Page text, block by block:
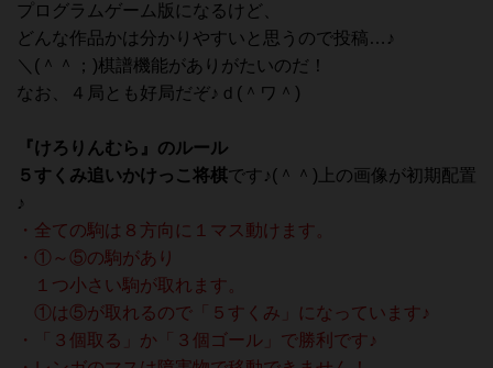
プログラムゲーム版になるけど、
どんな作品かは分かりやすいと思うので投稿…♪
＼(＾＾；)棋譜機能がありがたいのだ！
なお、４局とも好局だぞ♪ｄ(＾ワ＾)
『けろりんむら』のルール
５すくみ追いかけっこ将棋です♪(＾＾)上の画像が初期配置
♪
・全ての駒は８方向に１マス動けます。
・①～⑤の駒があり
１つ小さい駒が取れます。
①は⑤が取れるので「５すくみ」になっています♪
・「３個取る」か「３個ゴール」で勝利です♪